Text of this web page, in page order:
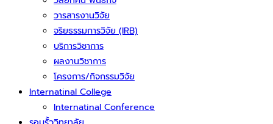
วารสารงานวิจัย
จริยธรรมการวิจัย (IRB)
บริการวิชาการ
ผลงานวิชาการ
โครงการ/กิจกรรมวิจัย
Internatinal College
Internatinal Conference